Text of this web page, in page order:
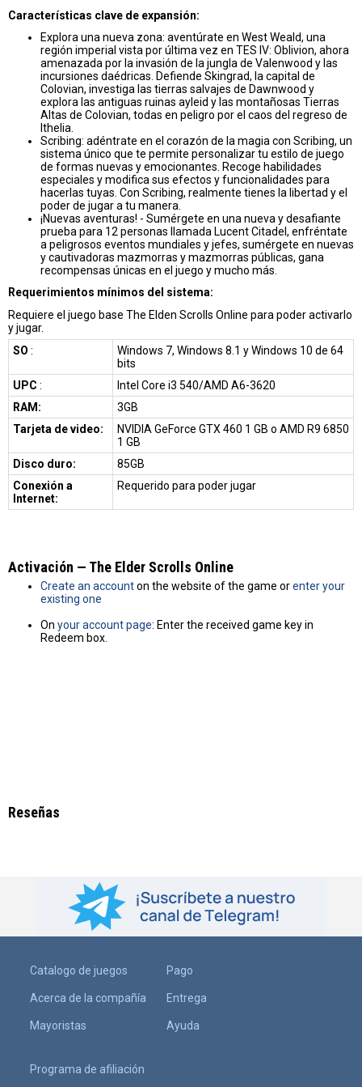
Características clave de expansión:
Explora una nueva zona: aventúrate en West Weald, una
región imperial vista por última vez en TES IV: Oblivion, ahora
amenazada por la invasión de la jungla de Valenwood y las
incursiones daédricas. Defiende Skingrad, la capital de
Colovian, investiga las tierras salvajes de Dawnwood y
explora las antiguas ruinas ayleid y las montañosas Tierras
Altas de Colovian, todas en peligro por el caos del regreso de
Ithelia.
Scribing: adéntrate en el corazón de la magia con Scribing, un
sistema único que te permite personalizar tu estilo de juego
de formas nuevas y emocionantes. Recoge habilidades
especiales y modifica sus efectos y funcionalidades para
hacerlas tuyas. Con Scribing, realmente tienes la libertad y el
poder de jugar a tu manera.
¡Nuevas aventuras! - Sumérgete en una nueva y desafiante
prueba para 12 personas llamada Lucent Citadel, enfréntate
a peligrosos eventos mundiales y jefes, sumérgete en nuevas
y cautivadoras mazmorras y mazmorras públicas, gana
recompensas únicas en el juego y mucho más.
Requerimientos mínimos del sistema:
Requiere el juego base The Elden Scrolls Online para poder activarlo
y jugar.
SO :
Windows 7, Windows 8.1 y Windows 10 de 64
bits
UPC :
Intel Core i3 540/AMD A6-3620
RAM:
3GB
Tarjeta de video:
NVIDIA GeForce GTX 460 1 GB o AMD R9 6850
1 GB
Disco duro:
85GB
Conexión a
Internet:
Requerido para poder jugar
Activación — The Elder Scrolls Online
Create an accounton the website of the game orenter your
existing one
On your account page: Enter the received game key in
Redeem box.
Reseñas
Catalogo de juegos
Acerca de la compañía
Mayoristas
Pago
Entrega
Ayuda
Programa de afiliación